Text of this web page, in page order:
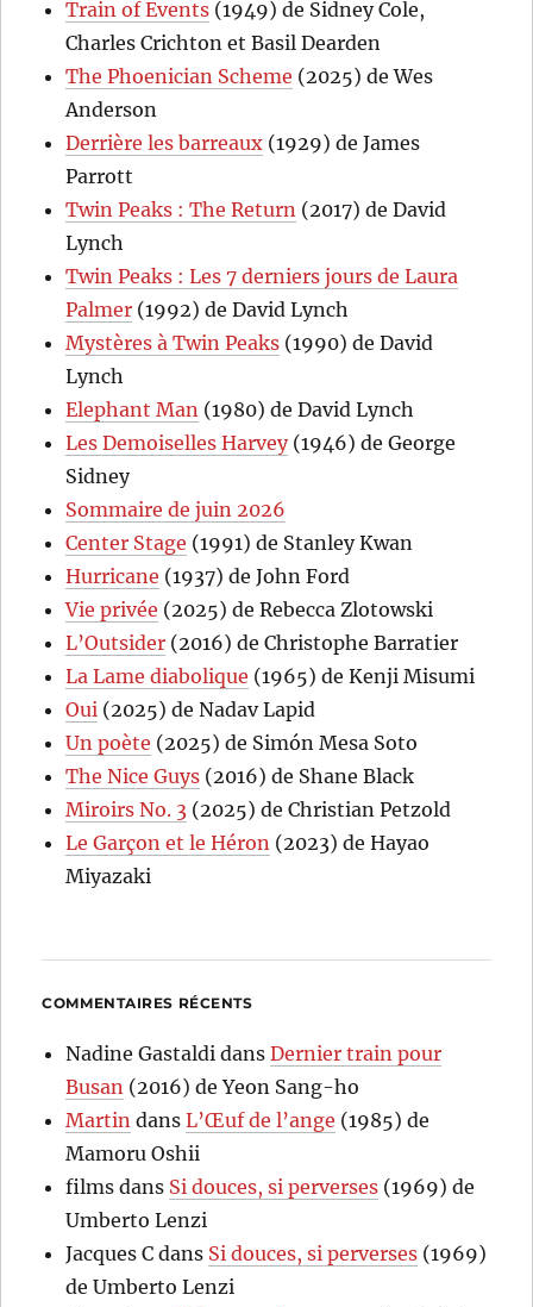
Train of Events (1949) de Sidney Cole,
Charles Crichton et Basil Dearden
The Phoenician Scheme (2025) de Wes
Anderson
Derrière les barreaux (1929) de James
Parrott
Twin Peaks : The Return (2017) de David
Lynch
Twin Peaks : Les 7 derniers jours de Laura
Palmer (1992) de David Lynch
Mystères à Twin Peaks (1990) de David
Lynch
Elephant Man (1980) de David Lynch
Les Demoiselles Harvey(1946) de George
Sidney
Sommaire de juin 2026
Center Stage (1991) de Stanley Kwan
Hurricane (1937) de John Ford
Vie privée (2025) de Rebecca Zlotowski
L’Outsider (2016) de Christophe Barratier
La Lame diabolique (1965) de Kenji Misumi
Oui (2025) de Nadav Lapid
Un poète (2025) de Simón Mesa Soto
The Nice Guys (2016) de Shane Black
Miroirs No. 3 (2025) de Christian Petzold
Le Garçon et le Héron (2023) de Hayao
Miyazaki
COMMENTAIRES RÉCENTS
Nadine Gastaldi dansDernier train pour
Busan (2016) de Yeon Sang-ho
Martin dansL’Œuf de l’ange (1985) de
Mamoru Oshii
films dans Si douces, si perverses (1969) de
Umberto Lenzi
Jacques C dans Si douces, si perverses (1969)
de Umberto Lenzi